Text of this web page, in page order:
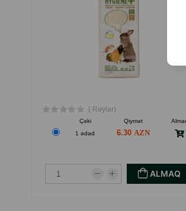
( Rəylər)
Çəki Qiymət
1 ədəd
6.30
ALMAQ